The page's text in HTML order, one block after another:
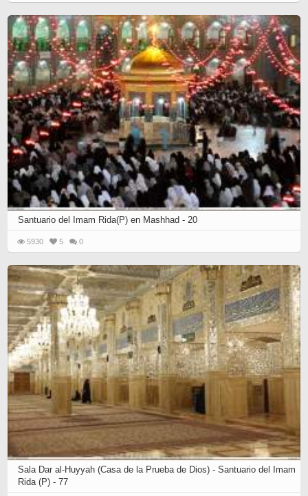
Santuario del Imam Rida(P) en Mashhad - 20
5930 5 0
Sala Dar al-Huyyah (Casa de la Prueba de Dios) - Santuario del Imam
Rida (P) - 77